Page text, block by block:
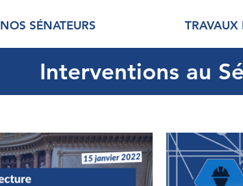
NOS SÉNATEURS TRAVAUX
Interventions au